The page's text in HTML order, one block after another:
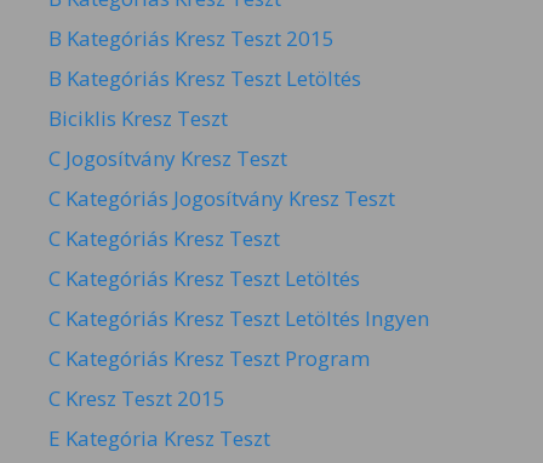
B Kategóriás Kresz Teszt 2015
B Kategóriás Kresz Teszt Letöltés
Biciklis Kresz Teszt
C Jogosítvány Kresz Teszt
C Kategóriás Jogosítvány Kresz Teszt
C Kategóriás Kresz Teszt
C Kategóriás Kresz Teszt Letöltés
C Kategóriás Kresz Teszt Letöltés Ingyen
C Kategóriás Kresz Teszt Program
C Kresz Teszt 2015
E Kategória Kresz Teszt